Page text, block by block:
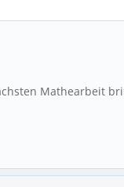
Mathearbeit